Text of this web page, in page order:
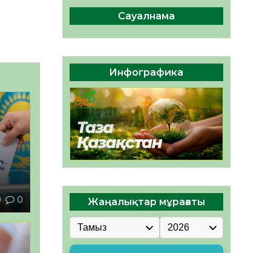
0
беруге дайын
ӘРБІР ДАУЫС – ҚОҒАМ
ДАМУЫНА ҚОСЫЛҒАН
ҮЛЕС
05.08.2026
39 0
Сауалнама
Инфографика
Жаңалықтар мұрағаты